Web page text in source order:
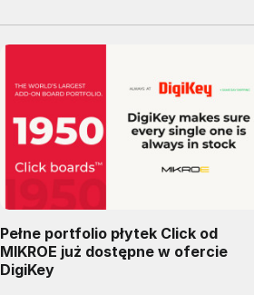
Pełne portfolio płytek Click od
MIKROE już dostępne w ofercie
DigiKey